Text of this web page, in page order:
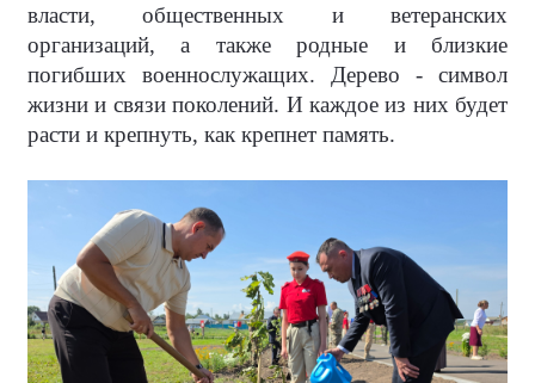
власти, общественных и ветеранских
организаций, а также родные и близкие
погибших военнослужащих. Дерево - символ
жизни и связи поколений. И каждое из них будет
расти и крепнуть, как крепнет память.